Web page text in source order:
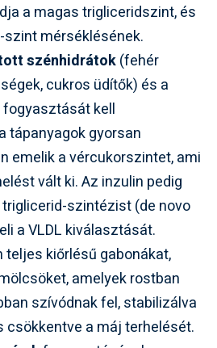
a magas trigliceridszint, és
szint mérséklésének.
szénhidrátok(fehér
cukros üdítők) és a
fogyasztását kell
tápanyagok gyorsan
emelik a vércukorszintet, ami
vált ki. Az inzulin pedig
szintézist (de novo
a VLDL kiválasztását.
kiőrlésű gabonákat,
amelyek rostban
szívódnak fel, stabilizálva
csökkentve a máj terhelését.